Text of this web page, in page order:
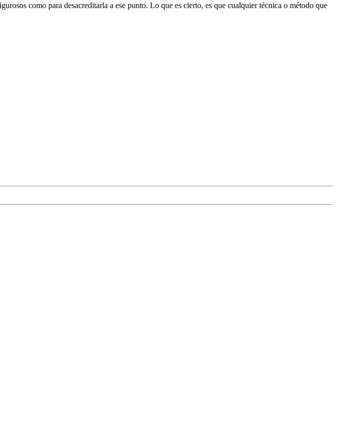
como para desacreditarla a ese punto. Lo que es cierto, es que cualquier técnica o método que